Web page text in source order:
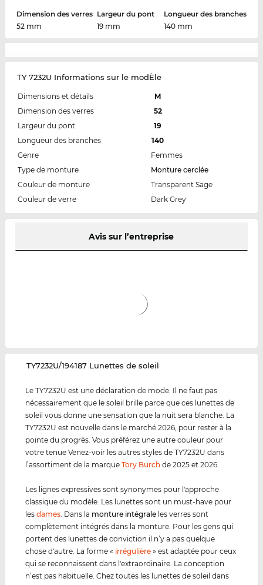
Dimension des verres
52 mm
Largeur du pont
19 mm
Longueur des branches
140 mm
TY 7232U Informations sur le modÈle
Dimensions et détails
M
Dimension des verres
52
Largeur du pont
19
Longueur des branches
140
Genre
Femmes
Type de monture
Monture cerclée
Couleur de monture
Transparent Sage
Couleur de verre
Dark Grey
Avis sur l’entreprise
‌TY7232U/194187 Lunettes de soleil
Le TY7232U est une déclaration de mode. Il ne faut pas
nécessairement que le soleil brille parce que ces lunettes de
soleil vous donne une sensation que la nuit sera blanche. La
TY7232U est nouvelle dans le marché 2026, pour rester à la
pointe du progrès. Vous préférez une autre couleur pour
votre tenue Venez-voir les autres styles de TY7232U dans
l’assortiment de la marqueTory Burch de 2025 et 2026.
Les lignes expressives sont synonymes pour l'approche
classique du modèle. Les lunettes sont un must-have pour
lesdames. Dans la monture intégrale les verres sont
complètement intégrés dans la monture. Pour les gens qui
portent des lunettes de conviction il n’y a pas quelque
chose d'autre. La forme « irrégulière » est adaptée pour ceux
qui se reconnaissent dans l'extraordinaire. La conception
n’est pas habituelle. Chez toutes les lunettes de soleil dans